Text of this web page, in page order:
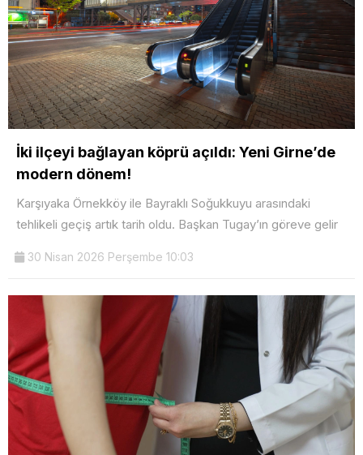
İki ilçeyi bağlayan köprü açıldı: Yeni Girne’de
modern dönem!
Karşıyaka Örnekköy ile Bayraklı Soğukkuyu arasındaki
tehlikeli geçiş artık tarih oldu. Başkan Tugay’ın göreve gelir
30 Nisan 2026 Perşembe 10:03